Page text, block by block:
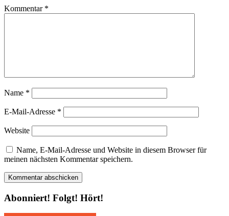
Kommentar *
Name *
E-Mail-Adresse *
Website
Name, E-Mail-Adresse und Website in diesem Browser für
meinen nächsten Kommentar speichern.
Abonniert! Folgt! Hört!